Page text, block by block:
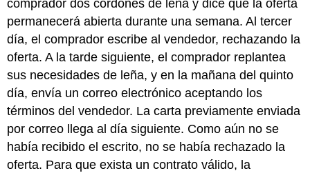
comprador dos cordones de leña y dice que la oferta
permanecerá abierta durante una semana. Al tercer
día, el comprador escribe al vendedor, rechazando la
oferta. A la tarde siguiente, el comprador replantea
sus necesidades de leña, y en la mañana del quinto
día, envía un correo electrónico aceptando los
términos del vendedor. La carta previamente enviada
por correo llega al día siguiente. Como aún no se
había recibido el escrito, no se había rechazado la
oferta. Para que exista un contrato válido, la